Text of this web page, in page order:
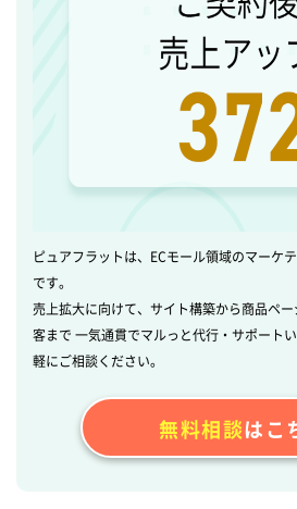
ピュアフラットは、ECモール領域のマーケ
です。
売上拡大に向けて、サイト構築から商品ペ
客まで 一気通貫でマルっと代行・サポート
軽にご相談ください。
無料相談はこ